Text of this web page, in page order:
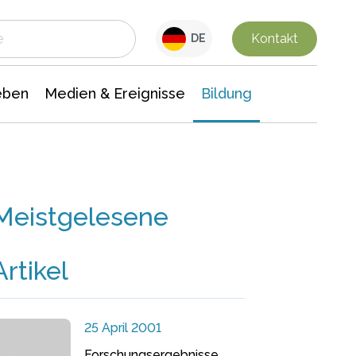
DE Kontakt
Medien & Ereignisse Bildung
25 April 2001